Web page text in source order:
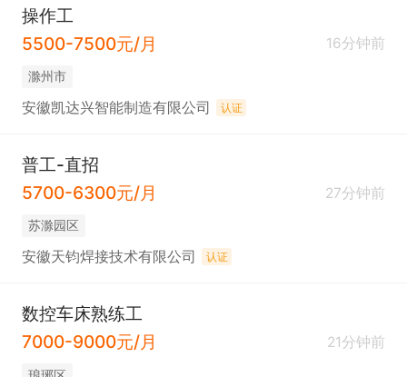
操作工
5500-7500元/月
16分钟前
滁州市
安徽凯达兴智能制造有限公司 认证
普工-直招
5700-6300元/月
27分钟前
苏滁园区
安徽天钧焊接技术有限公司 认证
数控车床熟练工
7000-9000元/月
21分钟前